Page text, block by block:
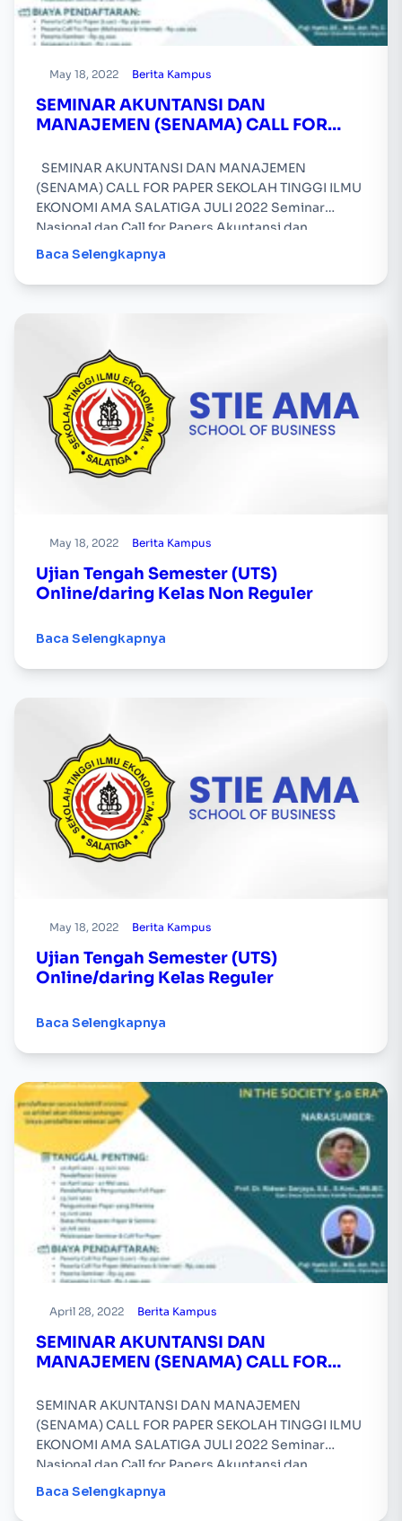
May 18, 2022 Berita Kampus
SEMINAR AKUNTANSI DAN
MANAJEMEN (SENAMA) CALL FOR
SEMINAR AKUNTANSI DAN MANAJEMEN
(SENAMA) CALL FOR PAPER SEKOLAH TINGGI ILMU
EKONOMI AMA SALATIGA JULI 2022 Seminar
Nasional dan Call for Papers Akuntansi dan
Manajemen (SENAMA) 2022 diselenggarakan
Baca Selengkapnya
May 18, 2022 Berita Kampus
Ujian Tengah Semester (UTS)
Online/daring Kelas Non Reguler
Baca Selengkapnya
May 18, 2022 Berita Kampus
Ujian Tengah Semester (UTS)
Online/daring Kelas Reguler
Baca Selengkapnya
April 28, 2022 Berita Kampus
SEMINAR AKUNTANSI DAN
MANAJEMEN (SENAMA) CALL FOR
EKONOMI AMA SALATIGA
SEMINAR AKUNTANSI DAN MANAJEMEN
(SENAMA) CALL FOR PAPER SEKOLAH TINGGI ILMU
EKONOMI AMA SALATIGA JULI 2022 Seminar
Nasional dan Call for Papers Akuntansi dan
Manajemen (SENAMA) 2022 diselenggarakan
secara daring…
Baca Selengkapnya